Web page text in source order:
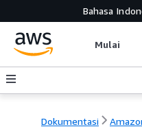
Bahasa
Mulai
Dokumentasi